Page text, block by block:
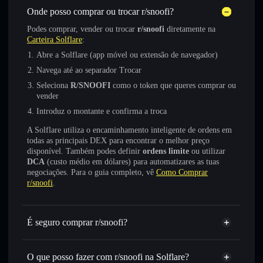
Onde posso comprar ou trocar r/snoofi?
Podes comprar, vender ou trocar r/snoofi diretamente na
Carteira Solflare:
Abre a Solflare (app móvel ou extensão de navegador)
Navega até ao separador Trocar
Seleciona R/SNOOFI como o token que queres comprar ou
vender
Introduz o montante e confirma a troca
A Solflare utiliza o encaminhamento inteligente de ordens em
todas as principais DEX para encontrar o melhor preço
disponível. Também podes definir ordens limite ou utilizar
DCA (custo médio em dólares) para automatizares as tuas
negociações. Para o guia completo, vê Como Comprar
r/snoofi.
É seguro comprar r/snoofi?
r/snoofi token verificado
O que posso fazer com r/snoofi na Solflare?